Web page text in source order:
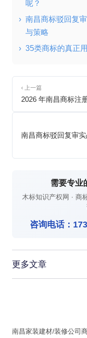
呢？
› 南昌商标驳回复
与策略
› 35类商标的真正
‹ 上一篇
2026 年南昌商标注
南昌商标驳回复审
需要专业
木标知识产权网 · 商
咨询电话：
更多文章
南昌家装建材/装修公司